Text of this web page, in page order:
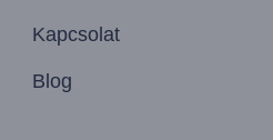
Kapcsolat
Blog